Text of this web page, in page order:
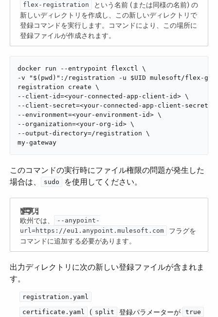
flex-registration
​ という名前 (または同様の名前) の
新しいディレクトリを作成し、この新しいディレクトリで
登録コマンドを実行します。コマンドにより、この場所に
登録ファイルが作成されます。
docker run --entrypoint flexctl \
-v "$(pwd)":/registration -u $UID mulesoft/flex-
registration create \
--client-id=<your-connected-app-client-id> \
--client-secret=<your-connected-app-client-secret>
--environment=<your-environment-id> \
--organization=<your-org-id> \
--output-directory=/registration \
my-gateway
このコマンドの実行時にファイル権限の問題が発生した
場合は、​
sudo ​ を使用してください。
欧州では、​
--anypoint-
url=https://eu1.anypoint.mulesoft.com
​ フラグを
コマンドに追加する必要があります。
出力ディレクトリに次の新しい登録ファイルが含まれま
す。
registration.yaml
certificate.yaml ​ (​ split ​ 登録パラメーターが ​ true